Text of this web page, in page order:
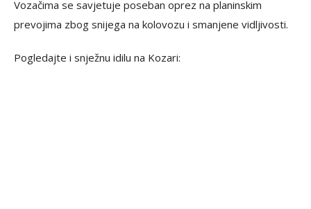
Vozačima se savjetuje poseban oprez na planinskim
prevojima zbog snijega na kolovozu i smanjene vidljivosti.
Pogledajte i snježnu idilu na Kozari: